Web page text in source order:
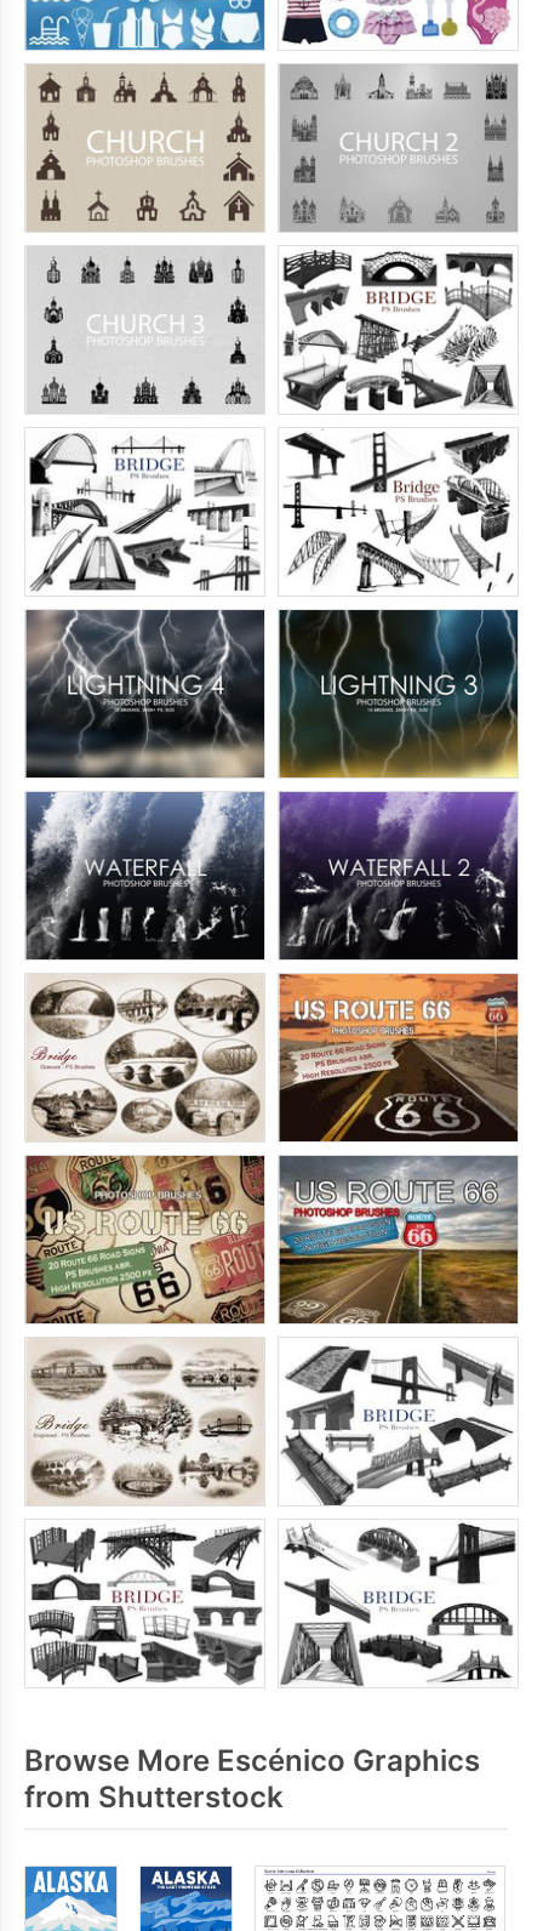
Browse More Escénico Graphics
from Shutterstock